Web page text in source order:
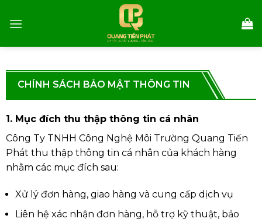
CHÍNH SÁCH BẢO MẬT THÔNG TIN
1. Mục đích thu thập thông tin cá nhân
Công Ty TNHH Công Nghệ Môi Trường Quang Tiến
Phát thu thập thông tin cá nhân của khách hàng
nhằm các mục đích sau:
Xử lý đơn hàng, giao hàng và cung cấp dịch vụ
Liên hệ xác nhận đơn hàng, hỗ trợ kỹ thuật, bảo